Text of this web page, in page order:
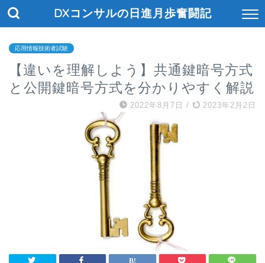
DXコンサルの日進月歩奮闘記
応用情報技術者試験
【違いを理解しよう】共通鍵暗号方式
と公開鍵暗号方式を分かりやすく解説
2022年8月7日 / 2023年2月2日